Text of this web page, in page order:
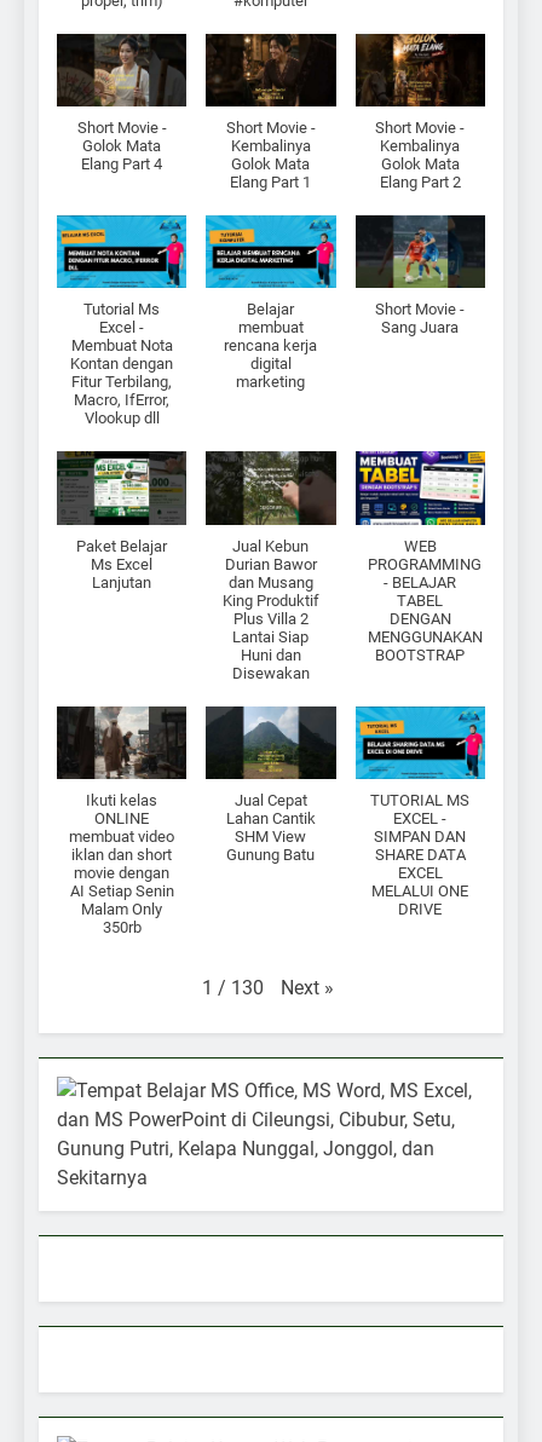
Short Movie -
Golok Mata
Elang Part 4
Short Movie -
Kembalinya
Golok Mata
Elang Part 1
Short Movie -
Kembalinya
Golok Mata
Elang Part 2
Tutorial Ms
Excel -
Membuat Nota
Kontan dengan
Fitur Terbilang,
Macro, IfError,
Vlookup dll
Belajar
membuat
rencana kerja
digital
marketing
Short Movie -
Sang Juara
Paket Belajar
Ms Excel
Lanjutan
Jual Kebun
Durian Bawor
dan Musang
King Produktif
Plus Villa 2
Lantai Siap
Huni dan
Disewakan
WEB
PROGRAMMING
- BELAJAR
TABEL
DENGAN
MENGGUNAKAN
BOOTSTRAP
Ikuti kelas
ONLINE
membuat video
iklan dan short
movie dengan
AI Setiap Senin
Malam Only
350rb
Jual Cepat
Lahan Cantik
SHM View
Gunung Batu
TUTORIAL MS
EXCEL -
SIMPAN DAN
SHARE DATA
EXCEL
MELALUI ONE
DRIVE
1 / 130 Next »